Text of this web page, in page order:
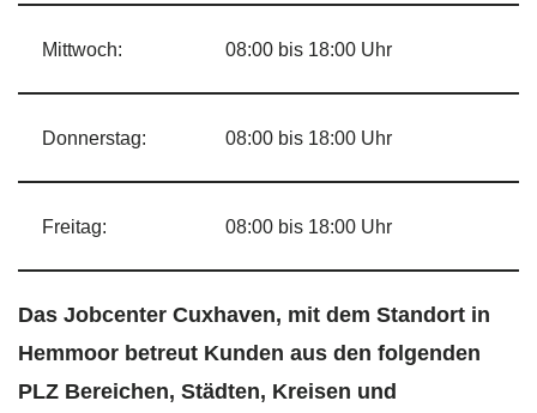
Mittwoch: 08:00 bis 18:00 Uhr
Donnerstag: 08:00 bis 18:00 Uhr
Freitag: 08:00 bis 18:00 Uhr
Das Jobcenter Cuxhaven, mit dem Standort in
Hemmoor betreut Kunden aus den folgenden
PLZ Bereichen, Städten, Kreisen und